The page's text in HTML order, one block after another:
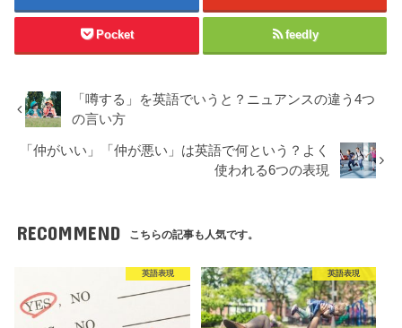
Pocket feedly
「噂する」を英語でいうと？ニュアンスの違う4つ
の言い方
「仲がいい」「仲が悪い」は英語で何という？よく
使われる6つの表現
RECOMMEND こちらの記事も人気です。
英語表現 英語表現